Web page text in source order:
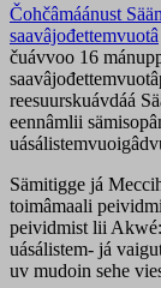
Čohčâmáánust
saavâjođettemvuotâ
čuávvoo 16
reesuurskuávdáá
eennâmlii
Sämitigge já
toimâmaali
peividmist lii Akwé:
uásálistem- já
uv mudoin sehe